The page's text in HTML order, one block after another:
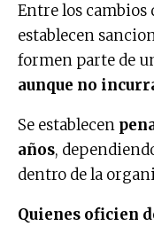
Entre los cambios
establecen
formen parte de
aunque no
Se establecen
años,
dentro de la
Quienes oficien